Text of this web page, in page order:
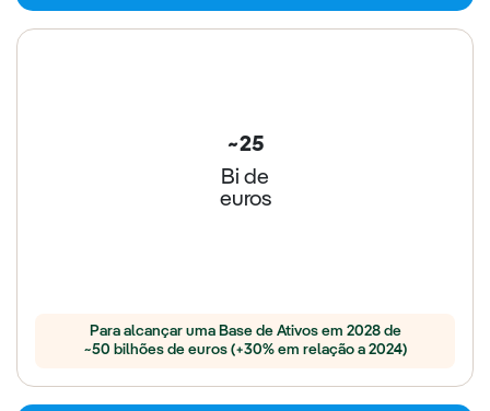
~25
Bi de
euros
Para alcançar uma Base de Ativos em 2028 de
~50 bilhões de euros (+30% em relação a 2024)